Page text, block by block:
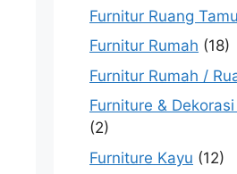
Furnitur Ruang Tamu
Furnitur Rumah (18)
Furnitur Rumah /
Furniture &
(2)
Furniture Kayu (12)